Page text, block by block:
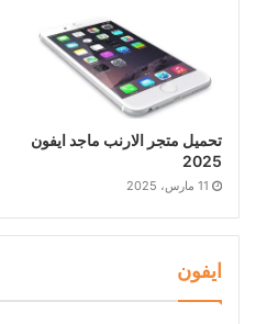
تحميل متجر الارنب ماجد ايفون
2025
11 مارس، 2025
ايفون